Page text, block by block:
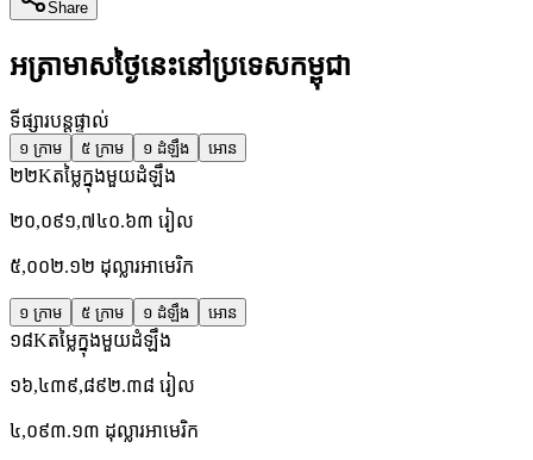
Share
អត្រាមាសថ្ងៃនេះនៅប្រទេសកម្ពុជា
ទីផ្សារបន្តផ្ទាល់
១ ក្រាម ៥ ក្រាម ១ ដំឡឹង អោន
២២Kតម្លៃក្នុងមួយដំឡឹង
២០,០៩១,៧៤០.៦៣ រៀល
៥,០០២.១២ ដុល្លារអាមេរិក
១ ក្រាម ៥ ក្រាម ១ ដំឡឹង អោន
១៨Kតម្លៃក្នុងមួយដំឡឹង
១៦,៤៣៩,៨៩២.៣៨ រៀល
៤,០៩៣.១៣ ដុល្លារអាមេរិក